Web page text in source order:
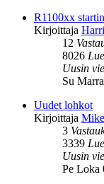
R1100xx
Kirjoittaja
12
8026
Uusin
Su
Uudet lohkot
Kirjoittaja
3
3339
Uusin
Pe Loka